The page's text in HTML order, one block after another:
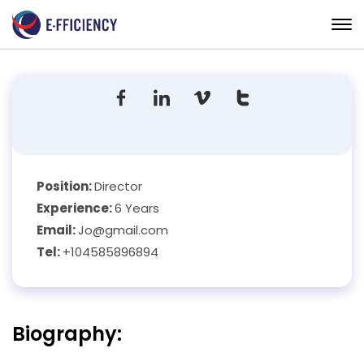
Position:Director
Experience:6 Years
Email:Jo@gmail.com
Tel:+104585896894
Biography: